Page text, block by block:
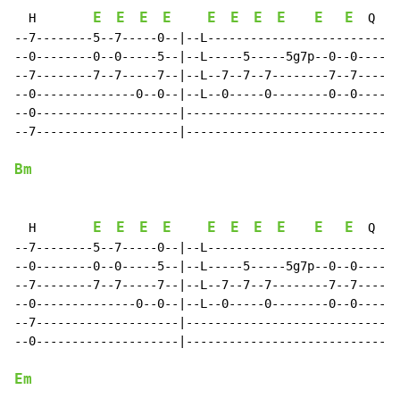
  H
E E E E E E E E E E
  Q
--7--------5--7-----0--|--L-------------------------|
--0--------0--0-----5--|--L-----5-----5g7p--0--0----|
--7--------7--7-----7--|--L--7--7--7--------7--7----|
--0--------------0--0--|--L--0-----0--------0--0----|
--0--------------------|----------------------------|
--7--------------------|----------------------------|
Bm
  H
E E E E E E E E E E
  Q
--7--------5--7-----0--|--L-------------------------|
--0--------0--0-----5--|--L-----5-----5g7p--0--0----|
--7--------7--7-----7--|--L--7--7--7--------7--7----|
--0--------------0--0--|--L--0-----0--------0--0----|
--7--------------------|----------------------------|
--0--------------------|----------------------------|
Em